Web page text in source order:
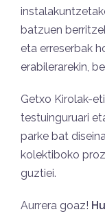
batzuen
eta erreserbak
erabilerarekin,
Getxo Kirolak-
testuinguruari
parke bat
kolektiboko
guztiei.
Aurrera goaz!